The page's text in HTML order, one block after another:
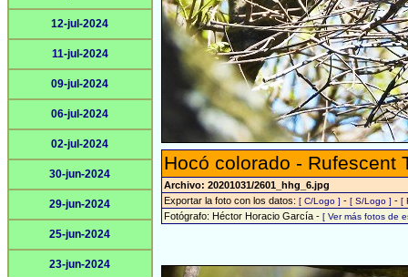
12-jul-2024
11-jul-2024
09-jul-2024
06-jul-2024
02-jul-2024
30-jun-2024
29-jun-2024
25-jun-2024
23-jun-2024
Hocó colorado - Rufescent
Archivo: 20201031/2601_hhg_6.jpg
Exportar la foto con los datos: [ C/Logo ] - [ S/Logo ] - [
Fotógrafo: Héctor Horacio García - [ Ver más fotos de